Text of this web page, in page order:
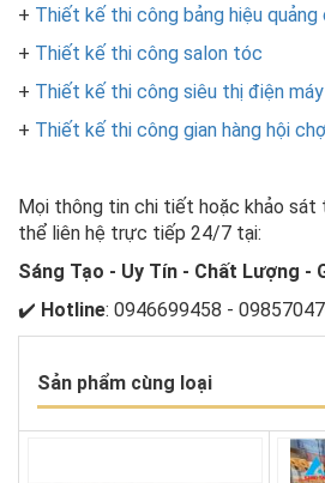
+ Thiết kế thi công bảng hiệu quảng
+ Thiết kế thi công salon tóc
+ Thiết kế thi công siêu thị điện máy
+ Thiết kế thi công gian hàng hội
Mọi thông tin chi tiết hoặc khảo sát
thể liên hệ trực tiếp 24/7 tại:
Sáng Tạo - Uy Tín - Chất Lượng -
✔️ Hotline: 0946699458 -
Sản phẩm cùng loại